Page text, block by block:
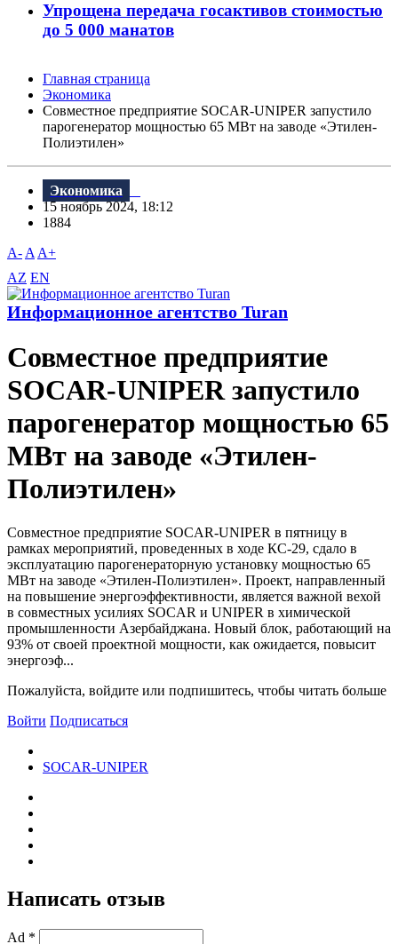
Упрощена передача госактивов стоимостью
до 5 000 манатов
Главная страница
Экономика
Совместное предприятие SOCAR-UNIPER запустило
парогенератор мощностью 65 МВт на заводе «Этилен-
Полиэтилен»
Экономика
15 ноябрь 2024, 18:12
1884
A- A A+
AZ EN
Информационное агентство Turan
Совместное предприятие
SOCAR-UNIPER запустило
парогенератор мощностью 65
МВт на заводе «Этилен-
Полиэтилен»
Совместное предприятие SOCAR-UNIPER в пятницу в
рамках мероприятий, проведенных в ходе КС-29, сдало в
эксплуатацию парогенераторную установку мощностью 65
МВт на заводе «Этилен-Полиэтилен». Проект, направленный
на повышение энергоэффективности, является важной вехой
в совместных усилиях SOCAR и UNIPER в химической
промышленности Азербайджана. Новый блок, работающий на
93% от своей проектной мощности, как ожидается, повысит
энергоэф...
Пожалуйста, войдите или подпишитесь, чтобы читать больше
Войти Подписаться
SOCAR-UNIPER
Написать отзыв
Ad *